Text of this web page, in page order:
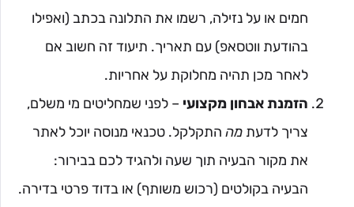
חמים או על נזילה, רשמו את התלונה בכתב (ואפילו
בהודעת ווטסאפ) עם תאריך. תיעוד זה חשוב אם
לאחר מכן תהיה מחלוקת על אחריות.
הזמנת אבחון מקצועי – לפני שמחליטים מי משלם,
צריך לדעת מה התקלקל. טכנאי מנוסה יוכל לאתר
את מקור הבעיה תוך שעה ולהגיד לכם בבירור:
הבעיה בקולטים (רכוש משותף) או בדוד פרטי בדירה.